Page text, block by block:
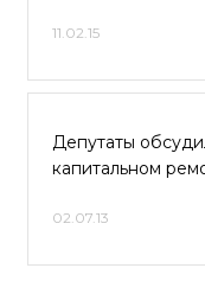
11.02.15
Депутаты
капитальном
02.07.13